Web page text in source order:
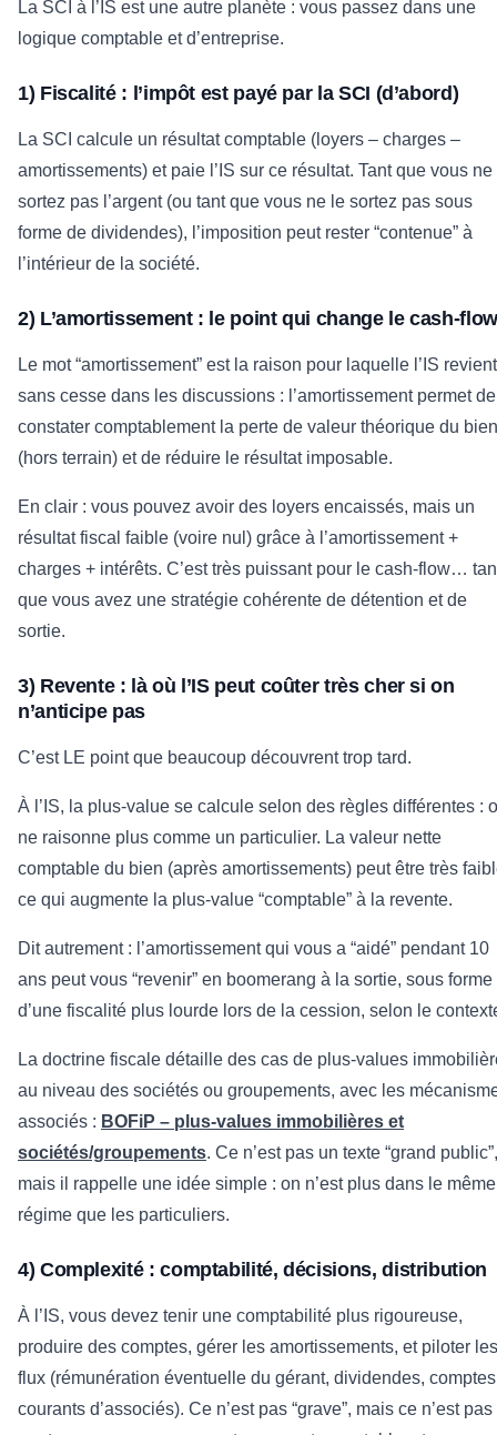
La SCI à l’IS est une autre planète : vous passez dans une
logique comptable et d’entreprise.
1) Fiscalité : l’impôt est payé par la SCI (d’abord)
La SCI calcule un résultat comptable (loyers – charges –
amortissements) et paie l’IS sur ce résultat. Tant que vous ne
sortez pas l’argent (ou tant que vous ne le sortez pas sous
forme de dividendes), l’imposition peut rester “contenue” à
l’intérieur de la société.
2) L’amortissement : le point qui change le cash-flow
Le mot “amortissement” est la raison pour laquelle l’IS revient
sans cesse dans les discussions : l’amortissement permet de
constater comptablement la perte de valeur théorique du bien
(hors terrain) et de réduire le résultat imposable.
En clair : vous pouvez avoir des loyers encaissés, mais un
résultat fiscal faible (voire nul) grâce à l’amortissement +
charges + intérêts. C’est très puissant pour le cash-flow…
que vous avez une stratégie cohérente de détention et de
sortie.
3) Revente : là où l’IS peut coûter très cher si on
n’anticipe pas
C’est LE point que beaucoup découvrent trop tard.
À l’IS, la plus-value se calcule selon des règles différentes :
ne raisonne plus comme un particulier. La valeur nette
comptable du bien (après amortissements) peut être très
ce qui augmente la plus-value “comptable” à la revente.
Dit autrement : l’amortissement qui vous a “aidé” pendant 10
ans peut vous “revenir” en boomerang à la sortie, sous forme
d’une fiscalité plus lourde lors de la cession, selon le
La doctrine fiscale détaille des cas de plus-values
au niveau des sociétés ou groupements, avec les
associés : BOFiP – plus-values immobilières et
sociétés/groupements. Ce n’est pas un texte “grand public”,
mais il rappelle une idée simple : on n’est plus dans le même
régime que les particuliers.
4) Complexité : comptabilité, décisions, distribution
À l’IS, vous devez tenir une comptabilité plus rigoureuse,
produire des comptes, gérer les amortissements, et piloter les
flux (rémunération éventuelle du gérant, dividendes, comptes
courants d’associés). Ce n’est pas “grave”, mais ce n’est pas